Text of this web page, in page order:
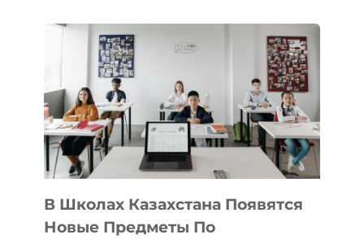
DEAL
VELOCITY
BY
MOST
—
МЕЖДУНАРОДНУЮ
ПРОГРАММУ
ДЛЯ
ТЕХНОЛОГИЧЕСКИХ
В Школах Казахстана Появятся
Новые Предметы По